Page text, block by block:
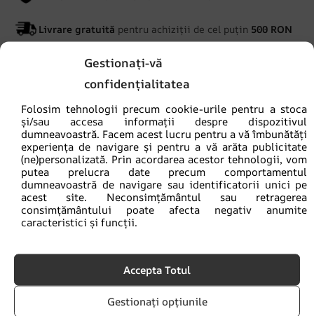
Gestionați-vă
confidențialitatea
Folosim tehnologii precum cookie-urile pentru a stoca
și/sau accesa informații despre dispozitivul
dumneavoastră. Facem acest lucru pentru a vă îmbunătăți
experiența de navigare și pentru a vă arăta publicitate
(ne)personalizată. Prin acordarea acestor tehnologii, vom
putea prelucra date precum comportamentul
dumneavoastră de navigare sau identificatorii unici pe
acest site. Neconsimțământul sau retragerea
consimțământului poate afecta negativ anumite
caracteristici și funcții.
Accepta Totul
Gestionați opțiunile
Livrare gratuită pentru achiziții de cel puțin 500 RON
Timp de realizare2 până la 4 zile
Dimensiunea mostrei este de 30x50cm. Mostra include
întreaga grafică, permițându-vă să evaluați culorile, și un
zoom pentru a evalua calitatea fotografiei.
SKU:fot-prob
Categorie:Eșantioane
Vizualizări
Opinii